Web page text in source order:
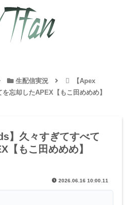
生配信実況
【Apex
忘却したAPEX【もこ田めめめ】
】久々すぎてすべて
【もこ田めめめ】
2026.06.16 10:00.11